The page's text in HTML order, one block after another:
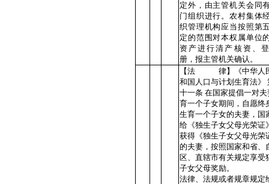
定外，由主管机关会同
门组织进行。农村集体
织管理机构应当按照第
定的范围对本权属单位
资产进行清产核资、
册，报主管机关确认。
【法 律】《中华人
和国人口与计划生育法》
十一条 在国家提倡一对夫
育一个子女期间，自愿终
生育一个子女的夫妻，国
给《独生子女父母光荣证
获得《独生子女父母光荣
的夫妻，按照国家和省、
区、直辖市有关规定享受
子女父母奖励。
法律、法规或者规章规定